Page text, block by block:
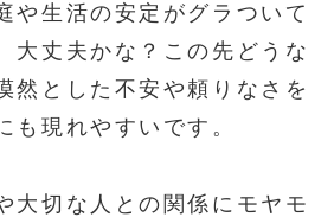
や生活の安定がグラついて
大丈夫かな？この先どうな
然とした不安や頼りなさを
も現れやすいです。
大切な人との関係にモヤモ